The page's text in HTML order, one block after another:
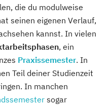
die du modulweise
seinen eigenen Verlauf,
kannst. In vielen
, ein
Praxissemester. In
Teil deiner Studienzeit
In manchen
sogar